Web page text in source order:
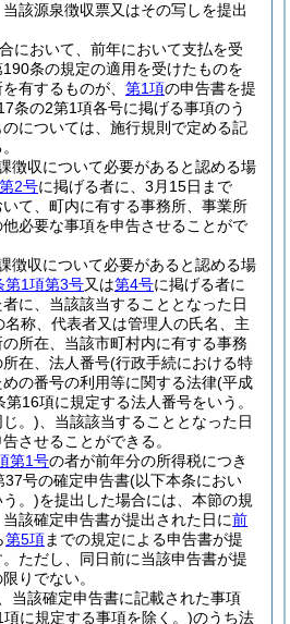
該源泉徴収票又はその写しを提出
において、前年において支払を受
条の規定の適用を受けたものを
有するものが、 第1項の申告書を提
条の2第1項各号に掲げる事項のう
については、施行規則で定める記
徴収について必要があると認める場
2号に掲げる者に、3月15日まで
て、町内に有する事務所、事業所
必要な事項を申告させることがで
徴収について必要があると認める場
第1項第3号又は第4号に掲げる者に
に、当該該当することとなった日
称、代表者又は管理人の氏名、主
所在、当該市町村内に有する事務
在、法人番号(行政手続における特
の番号の利用等に関する法律(平成
第16項に規定する法人番号をいう。
。) 、当該該当することとなった日
させることができる。
第1号の者が前年分の所得税につき
37号の確定申告書(以下本条におい
。)を提出した場合には、本節の規
該確定申告書が提出された日に前
第5項までの規定による申告書が提
ただし、同日前に当該申告書が提
りでない。
当該確定申告書に記載された事項
に規定する事項を除く。)のうち法